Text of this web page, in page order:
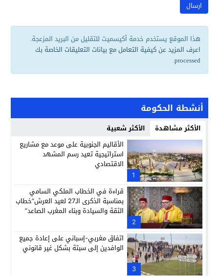
هذا الموقع يستخدم خدمة أكيسميت للتقليل من البريد المزعجة.
اعرف المزيد عن كيفية التعامل مع بيانات التعليقات الخاصة بك
processed
.
أنشطة الحكومة
الأكثر مشاهدة الأكثر شعبية
1
الأقاليم الجنوبية على موعد مع مشاريع
استراتيجية تعيد رسم المشهد
الاقتصادي
2
قراءة في الخطاب الملكي السامي
بمناسبة الذكرى الـ27 لعيد العرش”خطاب
الثقة والسيادة وبناء المغرب الصاعد”
3
اتفاق مغربي-إسباني على إعادة جميع
الوافدين إلى سبتة بشكل غير قانوني